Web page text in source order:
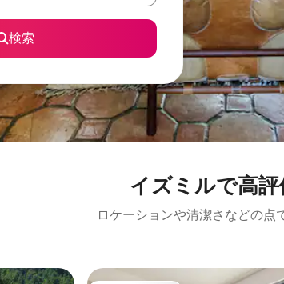
検索
イズミルで高
ロケーションや清潔さなどの点